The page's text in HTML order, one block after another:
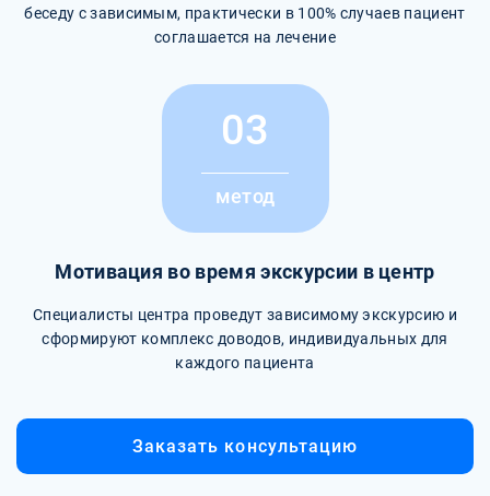
беседу с зависимым, практически в 100% случаев пациент
соглашается на лечение
03
метод
Мотивация во время экскурсии в центр
Специалисты центра проведут зависимому экскурсию и
сформируют комплекс доводов, индивидуальных для
каждого пациента
Заказать консультацию